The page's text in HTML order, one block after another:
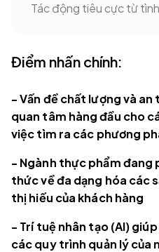
Tác động tiêu cực từ
Điểm nhấn chính:
- Vấn đề chất lượng và
quan tâm hàng đầu cho
việc tìm ra các phương
- Ngành thực phẩm đang
thức về đa dạng hóa các
thị hiếu của khách hàng
- Trí tuệ nhân tạo (AI)
các quy trình quản lý của